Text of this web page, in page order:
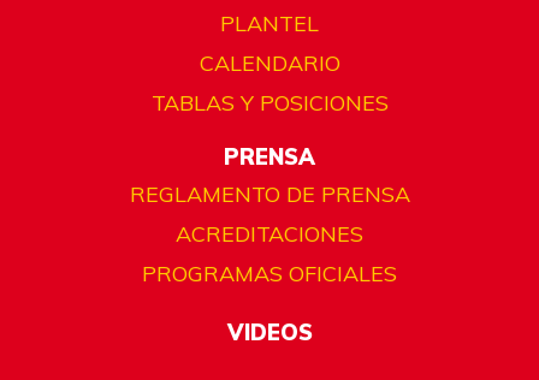
PLANTEL
CALENDARIO
TABLAS Y POSICIONES
PRENSA
REGLAMENTO DE PRENSA
ACREDITACIONES
PROGRAMAS OFICIALES
VIDEOS